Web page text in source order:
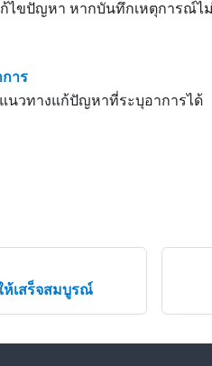
ไขปัญหา หากบันทึกเหตุการณ์ไ
าร
นวทางแก้ปัญหาที่ระบุอาการได้
ห้เสร็จสมบูรณ์